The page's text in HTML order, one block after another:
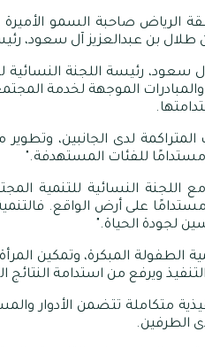
الرياض صاحبة السمو
طلال بن عبدالعزيز آل سعود،
رئيسة اللجنة النسائية
الموجهة لخدمة
.
لدى الجانبين،
للفئات المستهدفة".
النسائية للتنمية
على أرض الواقع. فالتنمية
لجودة الحياة".
الطفولة المبكرة، وتمكين
ويرفع من استدامة النتائج
تتضمن الأدوار
الطرفين.